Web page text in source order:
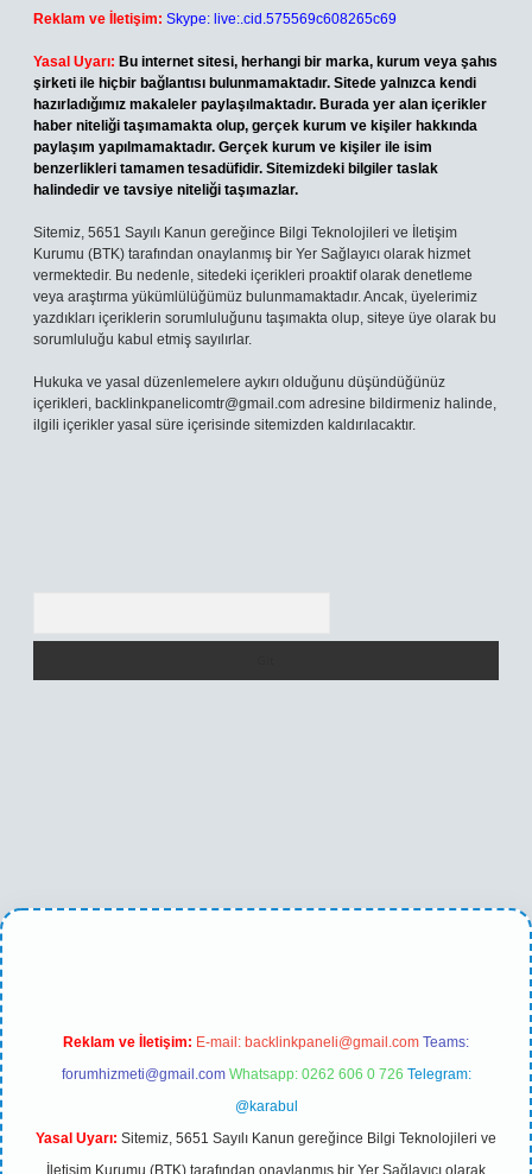
Reklam ve İletişim: Skype: live:.cid.575569c608265c69
Yasal Uyarı: Bu internet sitesi, herhangi bir marka, kurum veya şahıs
şirketi ile hiçbir bağlantısı bulunmamaktadır. Sitede yalnızca kendi
hazırladığımız makaleler paylaşılmaktadır. Burada yer alan içerikler
haber niteliği taşımamakta olup, gerçek kurum ve kişiler hakkında
paylaşım yapılmamaktadır. Gerçek kurum ve kişiler ile isim
benzerlikleri tamamen tesadüfidir. Sitemizdeki bilgiler taslak
halindedir ve tavsiye niteliği taşımazlar.
Sitemiz, 5651 Sayılı Kanun gereğince Bilgi Teknolojileri ve İletişim
Kurumu (BTK) tarafından onaylanmış bir Yer Sağlayıcı olarak hizmet
vermektedir. Bu nedenle, sitedeki içerikleri proaktif olarak denetleme
veya araştırma yükümlülüğümüz bulunmamaktadır. Ancak, üyelerimiz
yazdıkları içeriklerin sorumluluğunu taşımakta olup, siteye üye olarak bu
sorumluluğu kabul etmiş sayılırlar.
Hukuka ve yasal düzenlemelere aykırı olduğunu düşündüğünüz
içerikleri, backlinkpanelicomtr@gmail.com adresine bildirmeniz halinde,
ilgili içerikler yasal süre içerisinde sitemizden kaldırılacaktır.
betexper yeni giriş
Reklam ve İletişim: E-mail: backlinkpaneli@gmail.com Teams:
forumhizmeti@gmail.com Whatsapp: 0262 606 0 726 Telegram:
@karabul
Yasal Uyarı: Sitemiz, 5651 Sayılı Kanun gereğince Bilgi Teknolojileri ve
İletişim Kurumu (BTK) tarafından onaylanmış bir Yer Sağlayıcı olarak